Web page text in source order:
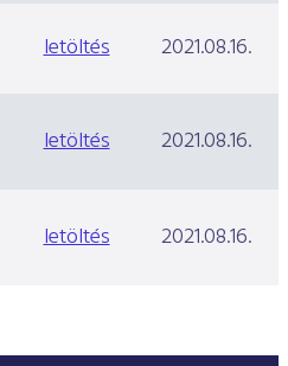
letöltés
2021.08.16.
letöltés
2021.08.16.
letöltés 2021.08.16.